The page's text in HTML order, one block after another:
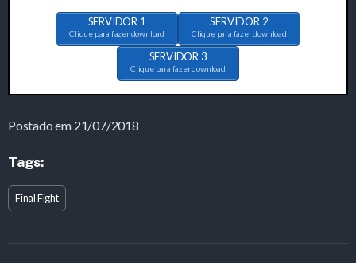
SERVIDOR 1
Clique para fazer download
SERVIDOR 2
Clique para fazer download
SERVIDOR 3
Clique para fazer download
Postado em 21/07/2018
Tags:
Final Fight